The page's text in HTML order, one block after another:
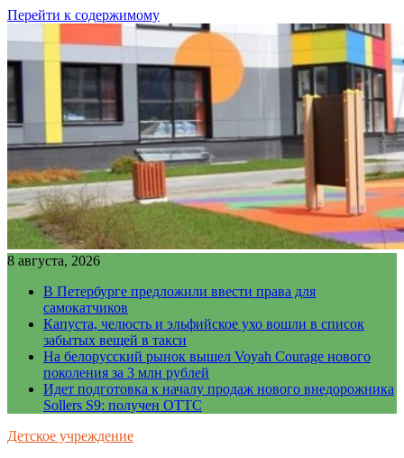
Перейти к содержимому
8 августа, 2026
В Петербурге предложили ввести права для
самокатчиков
Капуста, челюсть и эльфийское ухо вошли в список
забытых вещей в такси
На белорусский рынок вышел Voyah Courage нового
поколения за 3 млн рублей
Идет подготовка к началу продаж нового внедорожника
Sollers S9: получен ОТТС
Детское учреждение